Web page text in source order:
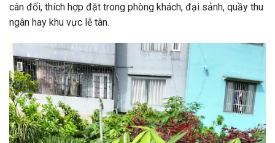
cân đối, thích hợp đặt trong phòng khách, đại sảnh, quầy thu
ngân hay khu vực lễ tân.